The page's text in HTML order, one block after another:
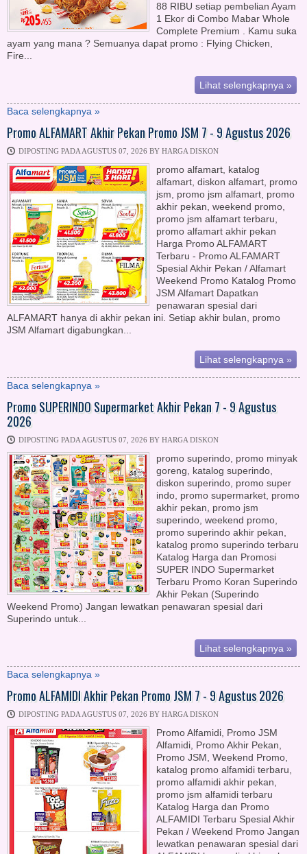
88 RIBU setiap pembelian Ayam
1 Ekor di Combo Mabar Whole
Complete Premium . Kamu suka
ayam yang mana ? Semuanya dapat promo : Flying Chicken,
Fire...
Lihat selengkapnya »
Baca selengkapnya »
Promo ALFAMART Akhir Pekan Promo JSM 7 - 9 Agustus 2026
DIPOSTING PADA AGUSTUS 07, 2026 BY HARGA DISKON
promo alfamart, katalog
alfamart, diskon alfamart, promo
jsm, promo jsm alfamart, promo
akhir pekan, weekend promo,
promo jsm alfamart terbaru,
promo alfamart akhir pekan
Harga Promo ALFAMART
Terbaru - Promo ALFAMART
Spesial Akhir Pekan / Alfamart
Weekend Promo Katalog Promo
JSM Alfamart Dapatkan
penawaran spesial dari
ALFAMART hanya di akhir pekan ini. Setiap akhir bulan, promo
JSM Alfamart digabungkan...
Lihat selengkapnya »
Baca selengkapnya »
Promo SUPERINDO Supermarket Akhir Pekan 7 - 9 Agustus
2026
DIPOSTING PADA AGUSTUS 07, 2026 BY HARGA DISKON
promo superindo, promo minyak
goreng, katalog superindo,
diskon superindo, promo super
indo, promo supermarket, promo
akhir pekan, promo jsm
superindo, weekend promo,
promo superindo akhir pekan,
katalog promo superindo terbaru
Katalog Harga dan Promosi
SUPER INDO Supermarket
Terbaru Promo Koran Superindo
Akhir Pekan (Superindo
Weekend Promo) Jangan lewatkan penawaran spesial dari
Superindo untuk...
Lihat selengkapnya »
Baca selengkapnya »
Promo ALFAMIDI Akhir Pekan Promo JSM 7 - 9 Agustus 2026
DIPOSTING PADA AGUSTUS 07, 2026 BY HARGA DISKON
Promo Alfamidi, Promo JSM
Alfamidi, Promo Akhir Pekan,
Promo JSM, Weekend Promo,
katalog promo alfamidi terbaru,
promo alfamidi akhir pekan,
promo jsm alfamidi terbaru
Katalog Harga dan Promo
ALFAMIDI Terbaru Spesial Akhir
Pekan / Weekend Promo Jangan
lewatkan penawaran spesial dari